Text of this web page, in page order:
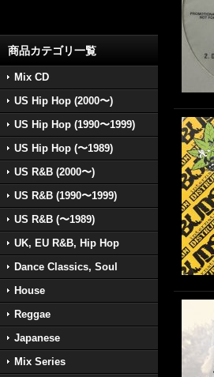
商品カテゴリ一覧
Mix CD
US Hip Hop (2000〜)
US Hip Hop (1990〜1999)
US Hip Hop (〜1989)
US R&B (2000〜)
US R&B (1990〜1999)
US R&B (〜1989)
UK, EU R&B, Hip Hop
Dance Classics, Soul
House
Reggae
Japanese
Mix Series